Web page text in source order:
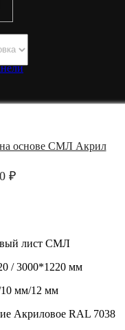
СМЛ Акрил
лист
панели СМЛ
панели
панели
на основе СМЛ Акрил
₽
лист СМЛ
/ 3000*1220 мм
мм/12 мм
Акриловое RAL 7038